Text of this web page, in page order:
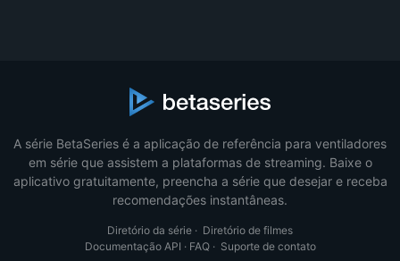
A série BetaSeries é a aplicação de referência para ventiladores
em série que assistem a plataformas de streaming. Baixe o
aplicativo gratuitamente, preencha a série que desejar e receba
recomendações instantâneas.
Diretório da série · Diretório de filmes
Documentação API · FAQ· Suporte de contato